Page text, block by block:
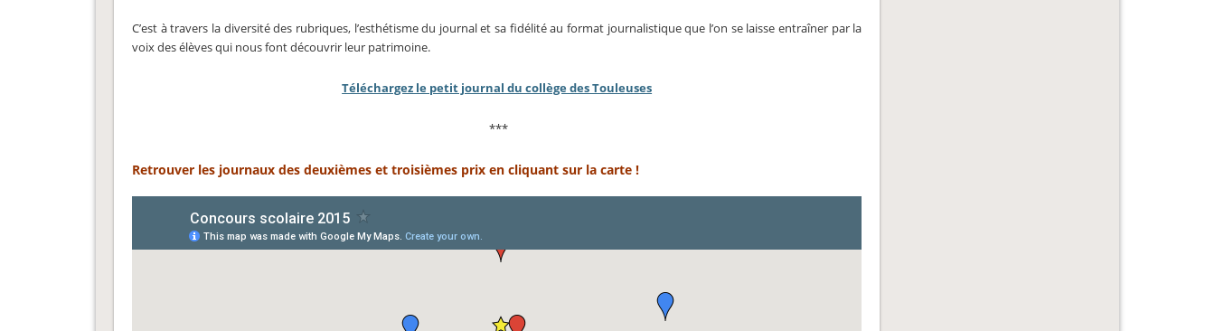
C’est à travers la diversité des rubriques, l’esthétisme du journal et sa fidélité au format journalistique que l’on se laisse entraîner par la
voix des élèves qui nous font découvrir leur patrimoine.
Téléchargez le petit journal du collège des Touleuses
***
Retrouver les journaux des deuxièmes et troisièmes prix en cliquant sur la carte !